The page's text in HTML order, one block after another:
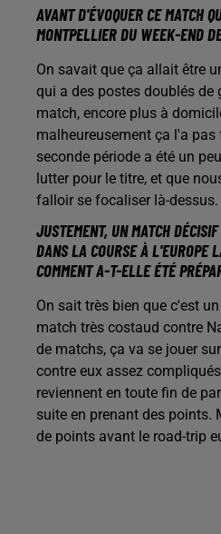
AVANT D'ÉVOQUER CE MATCH
MONTPELLIER DU WEEK-END
On savait que ça allait être
qui a des postes doublés de
match, encore plus à
malheureusement ça l'a
seconde période a été un
lutter pour le titre, et que
falloir se focaliser là-dessus.
JUSTEMENT, UN MATCH
DANS LA COURSE À L'EUROPE
COMMENT A-T-ELLE ÉTÉ
On sait très bien que c'est
match très costaud contre
de matchs, ça va se jouer
contre eux assez
reviennent en toute fin de
suite en prenant des points.
de points avant le road-trip